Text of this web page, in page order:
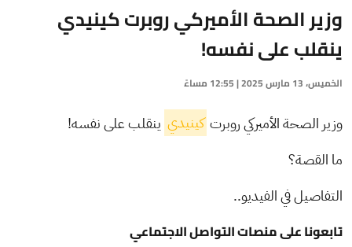
وزير الصحة الأميركي روبرت كينيدي
ينقلب على نفسه!
الخميس، 13 مارس 2025 | 12:55 مساءً
وزير الصحة الأميركي روبرت كينيدي ينقلب على نفسه!
ما القصة؟
التفاصيل في الفيديو..
تابعونا على منصات التواصل الاجتماعي